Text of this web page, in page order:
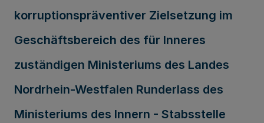
korruptionspräventiver Zielsetzung im
Geschäftsbereich des für Inneres
zuständigen Ministeriums des Landes
Nordrhein-Westfalen Runderlass des
Ministeriums des Innern - Stabsstelle